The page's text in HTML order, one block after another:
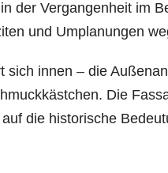
der Vergangenheit im
und Umplanungen
sich innen – die
Die
die historische